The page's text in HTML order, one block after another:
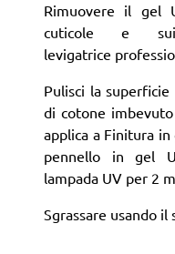
Rimuovere il gel
cuticole e
levigatrice
Pulisci la
di cotone
applica a Finitura
pennello in gel
lampada UV per 2
Sgrassare usando il